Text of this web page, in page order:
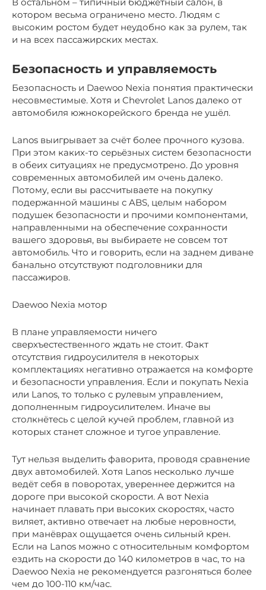
котором весьма ограничено место. Людям с
высоким ростом будет неудобно как за рулем, так
и на всех пассажирских местах.
Безопасность и управляемость
Безопасность и Daewoo Nexia понятия практически
несовместимые. Хотя и Chevrolet Lanos далеко от
автомобиля южнокорейского бренда не ушёл.
Lanos выигрывает за счёт более прочного кузова.
При этом каких-то серьёзных систем безопасности
в обеих ситуациях не предусмотрено. До уровня
современных автомобилей им очень далеко.
Потому, если вы рассчитываете на покупку
подержанной машины с ABS, целым набором
подушек безопасности и прочими компонентами,
направленными на обеспечение сохранности
вашего здоровья, вы выбираете не совсем тот
автомобиль. Что и говорить, если на заднем диване
банально отсутствуют подголовники для
пассажиров.
Daewoo Nexia мотор
В плане управляемости ничего
сверхъестественного ждать не стоит. Факт
отсутствия гидроусилителя в некоторых
комплектациях негативно отражается на комфорте
и безопасности управления. Если и покупать Nexia
или Lanos, то только с рулевым управлением,
дополненным гидроусилителем. Иначе вы
столкнётесь с целой кучей проблем, главной из
которых станет сложное и тугое управление.
Тут нельзя выделить фаворита, проводя сравнение
двух автомобилей. Хотя Lanos несколько лучше
ведёт себя в поворотах, увереннее держится на
дороге при высокой скорости. А вот Nexia
начинает плавать при высоких скоростях, часто
виляет, активно отвечает на любые неровности,
при манёврах ощущается очень сильный крен.
Если на Lanos можно с относительным комфортом
ездить на скорости до 140 километров в час, то на
Daewoo Nexia не рекомендуется разгоняться более
чем до 100-110 км/час.